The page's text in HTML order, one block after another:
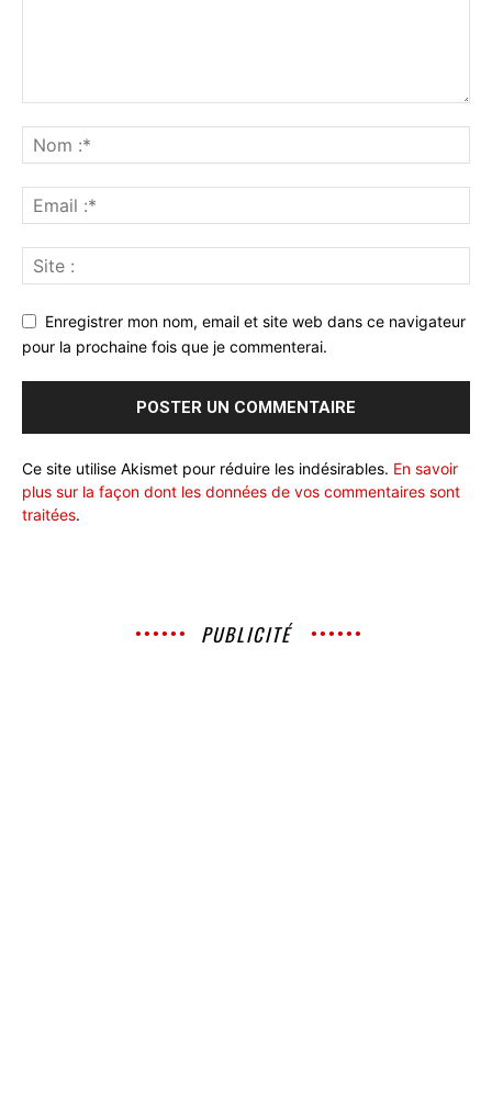
Enregistrer mon nom, email et site web dans ce navigateur
pour la prochaine fois que je commenterai.
Ce site utilise Akismet pour réduire les indésirables. En savoir
plus sur la façon dont les données de vos commentaires sont
traitées.
PUBLICITÉ